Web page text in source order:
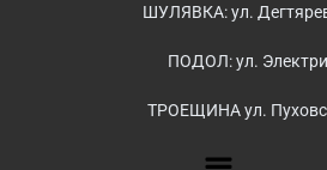
ШУЛЯВКА: ул.
ПОДОЛ: ул.
ТРОЕЩИНА ул.